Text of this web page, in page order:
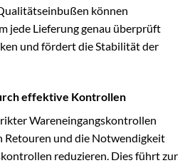
können
jede Lieferung genau überprüft
und fördert die Stabilität der
effektive Kontrollen
Wareneingangskontrollen
Retouren und die Notwendigkeit
reduzieren. Dies führt zur